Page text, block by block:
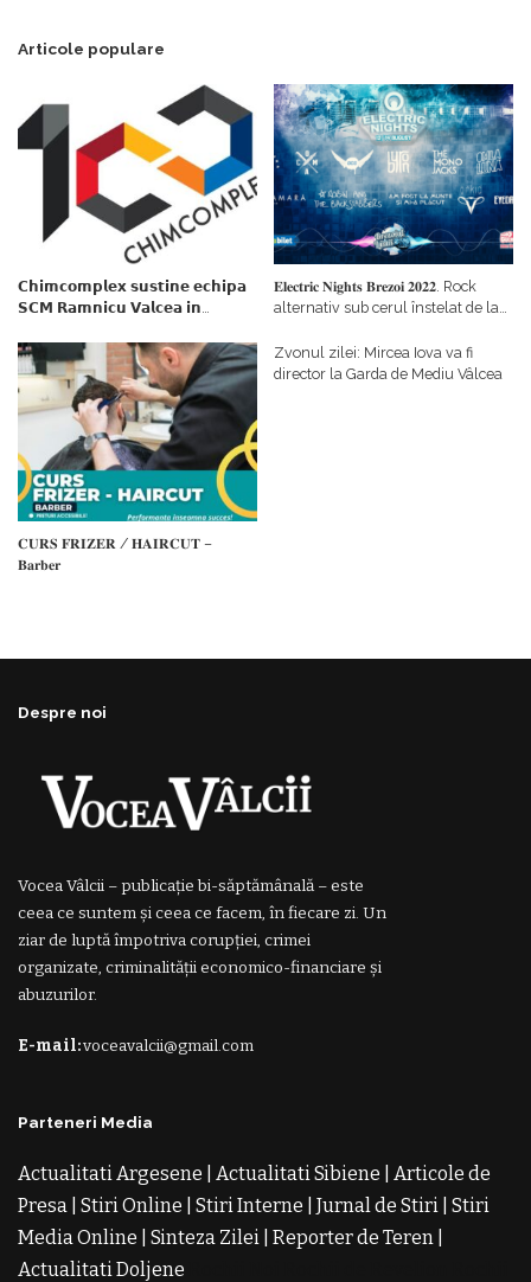
Articole populare
𝗖𝗵𝗶𝗺𝗰𝗼𝗺𝗽𝗹𝗲𝘅 𝘀𝘂𝘀𝘁𝗶𝗻𝗲 𝗲𝗰𝗵𝗶𝗽𝗮
𝗦𝗖𝗠 𝗥𝗮𝗺𝗻𝗶𝗰𝘂 𝗩𝗮𝗹𝗰𝗲𝗮 𝗶𝗻
𝗳𝗶𝗻𝗮𝗻𝘁𝗮𝘁𝗼𝗿
𝐄𝐥𝐞𝐜𝐭𝐫𝐢𝐜 𝐍𝐢𝐠𝐡𝐭𝐬 𝐁𝐫𝐞𝐳𝐨𝐢 𝟐𝟎𝟐𝟐. Rock
alternativ sub cerul înstelat de la
𝐂𝐔𝐑𝐒 𝐅𝐑𝐈𝐙𝐄𝐑 / 𝐇𝐀𝐈𝐑𝐂𝐔𝐓 –
𝐁𝐚𝐫𝐛𝐞𝐫
Zvonul zilei: Mircea Iova va fi
director la Garda de Mediu Vâlcea
Despre noi
Vocea Vâlcii – publicație bi-săptămânală – este
ceea ce suntem și ceea ce facem, în fiecare zi. Un
ziar de luptă împotriva corupției, crimei
organizate, criminalității economico-financiare și
abuzurilor.
E-mail:voceavalcii@gmail.com
Parteneri Media
Actualitati Argesene Actualitati Sibiene
Articole de
Presa Stiri Online Stiri Interne Jurnal de Stiri Stiri
Media Online
Sinteza Zilei Reporter de Teren
Actualitati Doljene